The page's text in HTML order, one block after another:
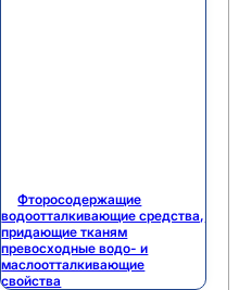
Фторосодержащие
водоотталкивающие средства,
придающие тканям
превосходные водо- и
маслоотталкивающие
свойства